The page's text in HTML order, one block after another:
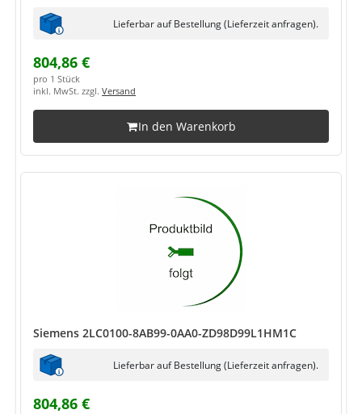
Lieferbar auf Bestellung (Lieferzeit anfragen).
804,86 €
pro 1 Stück
inkl. MwSt. zzgl. Versand
In den Warenkorb
Siemens 2LC0100-8AB99-0AA0-ZD98D99L1HM1C
Lieferbar auf Bestellung (Lieferzeit anfragen).
804,86 €